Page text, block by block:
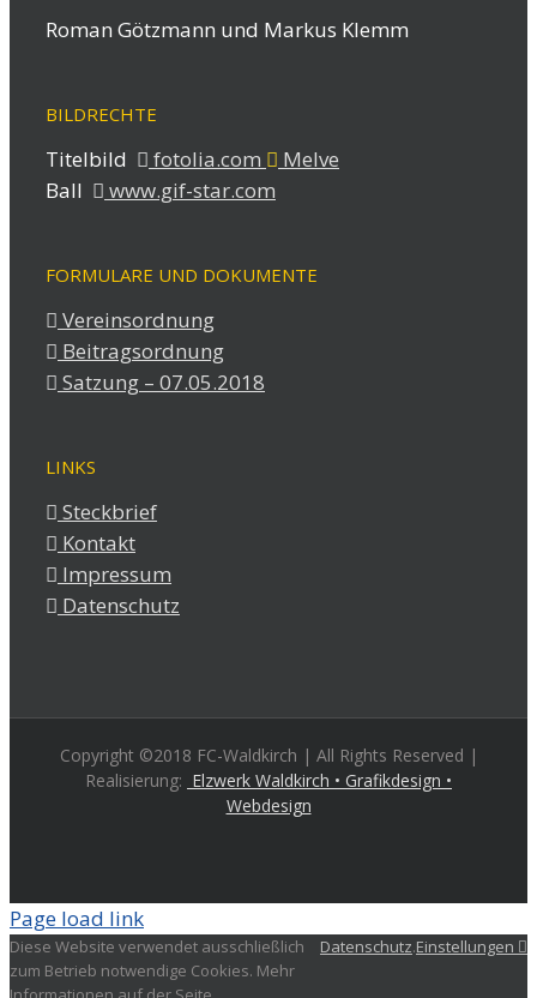
Roman Götzmann und Markus Klemm
BILDRECHTE
Titelbild fotolia.com
Melve
Ball
www.gif-star.com
FORMULARE UND DOKUMENTE
Vereinsordnung
Beitragsordnung
Satzung – 07.05.2018
LINKS
Steckbrief
Kontakt
Impressum
Datenschutz
Copyright ©2018 FC-Waldkirch | All Rights Reserved |
Realisierung: Elzwerk Waldkirch • Grafikdesign •
Webdesign
Page load link
Diese Website verwendet ausschließlich
zum Betrieb notwendige Cookies. Mehr
Datenschutz.Einstellungen